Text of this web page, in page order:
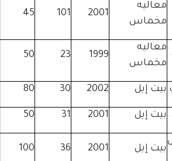
101
45
23
50
2002
30
80
2001
31
50
2001
36
100